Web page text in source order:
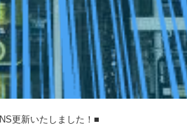
更新いたしました！■